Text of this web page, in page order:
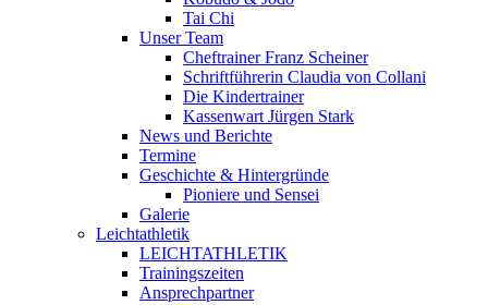
Tai Chi
Unser Team
Cheftrainer Franz Scheiner
Schriftführerin Claudia von Collani
Die Kindertrainer
Kassenwart Jürgen Stark
News und Berichte
Termine
Geschichte & Hintergründe
Pioniere und Sensei
Galerie
Leichtathletik
LEICHTATHLETIK
Trainingszeiten
Ansprechpartner